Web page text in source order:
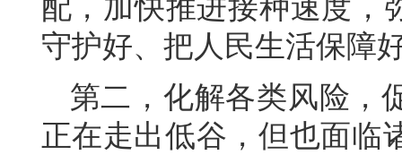
配，加快推进接种速度，
守护好、把人民生活保障
第二，化解各类风险，
正在走出低谷，但也面临